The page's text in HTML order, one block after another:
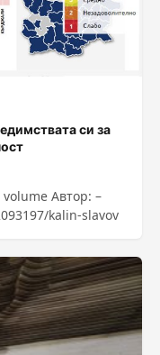
си за
Автор: –
kalin-slavov